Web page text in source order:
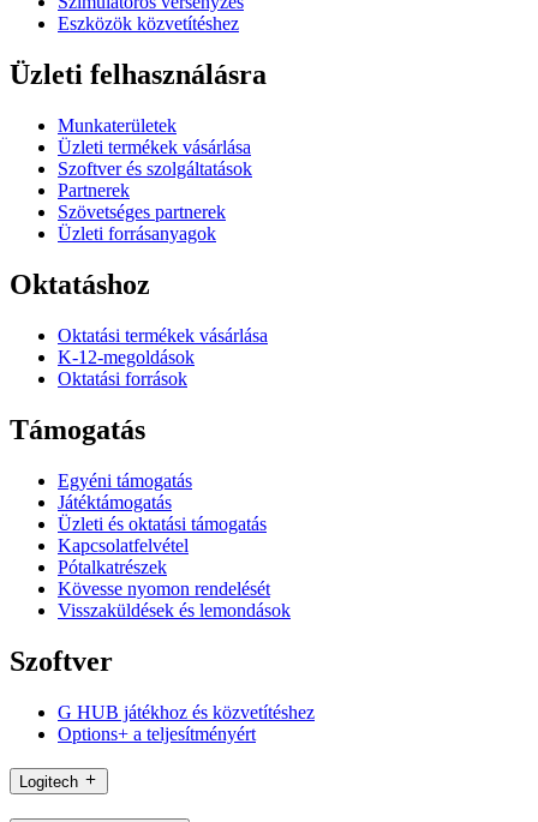
Eszközök közvetítéshez
Üzleti felhasználásra
Munkaterületek
Üzleti termékek vásárlása
Szoftver és szolgáltatások
Partnerek
Szövetséges partnerek
Üzleti forrásanyagok
Oktatáshoz
Oktatási termékek vásárlása
K-12-megoldások
Oktatási források
Támogatás
Egyéni támogatás
Játéktámogatás
Üzleti és oktatási támogatás
Kapcsolatfelvétel
Pótalkatrészek
Kövesse nyomon rendelését
Visszaküldések és lemondások
Szoftver
G HUB játékhoz és közvetítéshez
Options+ a teljesítményért
Logitech